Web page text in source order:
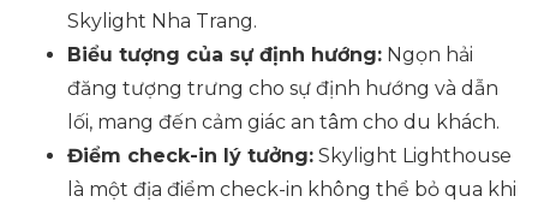
Skylight Nha Trang.
Biểu tượng của sự định hướng: Ngọn hải
đăng tượng trưng cho sự định hướng và dẫn
lối, mang đến cảm giác an tâm cho du khách.
Điểm check-in lý tưởng: Skylight Lighthouse
là một địa điểm check-in không thể bỏ qua khi